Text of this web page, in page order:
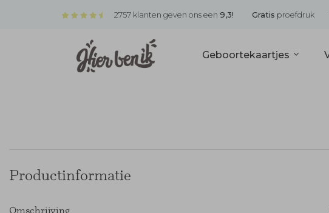
2757 klanten geven ons een 9,3! Gratis proefdruk
Geboortekaartjes
Productinformatie
Omschrijving